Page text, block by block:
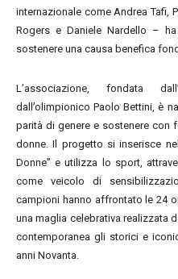
internazionale come Andrea Tafi,
Rogers e Daniele Nardello –
sostenere una causa benefica
L’associazione, fondata
dall’olimpionico Paolo Bettini, è
parità di genere e sostenere con
donne. Il progetto si inserisce
Donne” e utilizza lo sport,
come veicolo di
campioni hanno affrontato le 24
una maglia celebrativa realizzata
contemporanea gli storici e
anni Novanta.